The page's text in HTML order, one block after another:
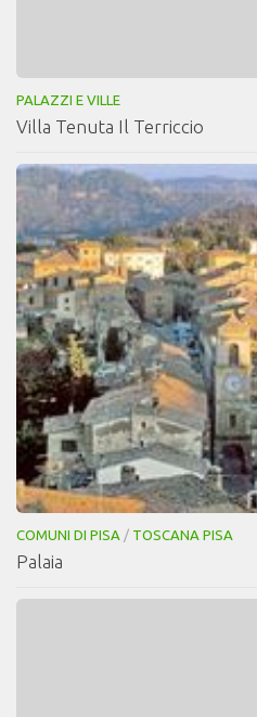
PALAZZI E VILLE
Villa Tenuta Il Terriccio
COMUNI DI PISA / TOSCANA PISA
Palaia